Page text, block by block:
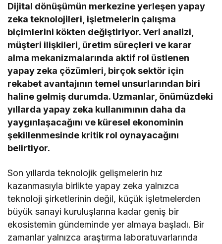
Uzmanlar, bu teknolojinin önümüzdeki yıllarda
daha da yaygınlaşarak…
Dijital dönüşümün merkezine yerleşen yapay
zeka teknolojileri, işletmelerin çalışma
biçimlerini kökten değiştiriyor. Veri analizi,
müşteri ilişkileri, üretim süreçleri ve karar
alma mekanizmalarında aktif rol üstlenen
yapay zeka çözümleri, birçok sektör için
rekabet avantajının temel unsurlarından biri
haline gelmiş durumda. Uzmanlar, önümüzdeki
yıllarda yapay zeka kullanımının daha da
yaygınlaşacağını ve küresel ekonominin
şekillenmesinde kritik rol oynayacağını
belirtiyor.
Son yıllarda teknolojik gelişmelerin hız
kazanmasıyla birlikte yapay zeka yalnızca
teknoloji şirketlerinin değil, küçük işletmelerden
büyük sanayi kuruluşlarına kadar geniş bir
ekosistemin gündeminde yer almaya başladı. Bir
zamanlar yalnızca araştırma laboratuvarlarında